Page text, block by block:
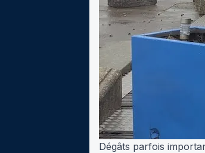
Dégâts parfois